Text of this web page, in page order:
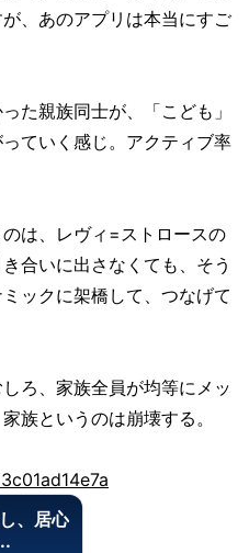
、あのアプリは本当にすご
た親族同士が、「こども」
ていく感じ。アクティブ率
は、レヴィ=ストロースの
合いに出さなくても、そう
ックに架橋して、つなげて
ろ、家族全員が均等にメッ
族というのは崩壊する。
、居心